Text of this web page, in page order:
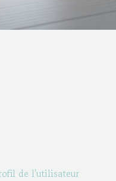
de l'utilisateur